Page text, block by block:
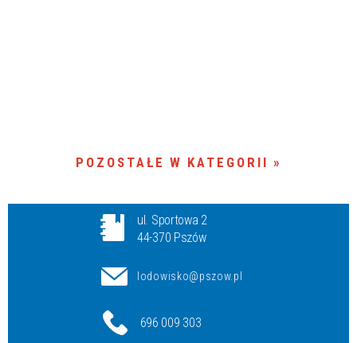
POZOSTAŁE W KATEGORII
ul. Sportowa 2
44-370 Pszów
lodowisko@pszow.pl
696 009 303